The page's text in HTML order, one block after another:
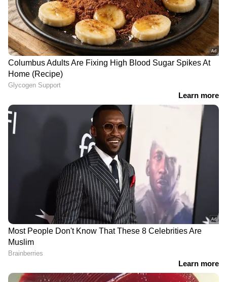
DOWNLOAD APP
Cricket
News
അറിയൂ. നിങ്ങളുടെ പ്രിയ ക്രിക്കറ്റ്ടീ
മുകളുടെ പ്രകടനങ്ങൾ, ആവേശകരമായ
നിമിഷങ്ങൾ, മത്സരം കഴിഞ്ഞുള്ള
വിശകലനങ്ങൾ — എല്ലാം ഇപ്പോൾ
Asianet
News Malayalamമലയാളത്തിൽ തന്നെ!